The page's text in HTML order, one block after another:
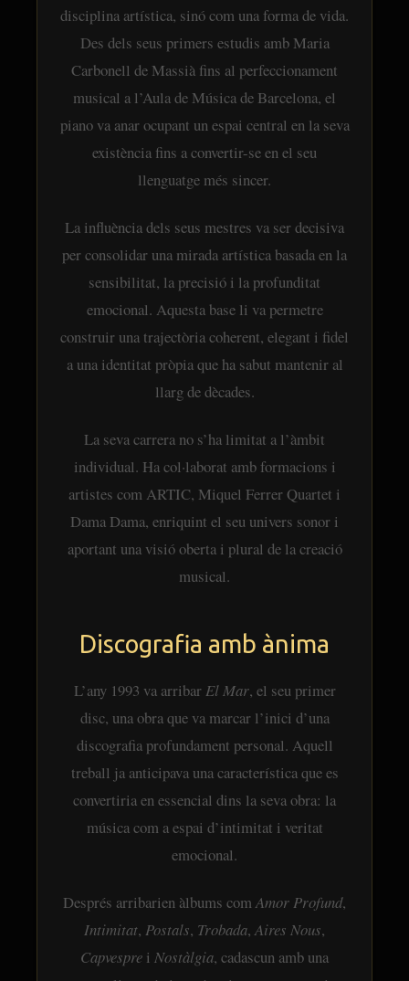
contingutdisciplina artística, sinó com una forma de vida.
Des dels seus primers estudis amb Maria
Carbonell de Massià fins al perfeccionament
musical a l’Aula de Música de Barcelona, el
piano va anar ocupant un espai central en la seva
existència fins a convertir-se en el seu
llenguatge més sincer.
La influència dels seus mestres va ser decisiva
per consolidar una mirada artística basada en la
sensibilitat, la precisió i la profunditat
emocional. Aquesta base li va permetre
construir una trajectòria coherent, elegant i fidel
a una identitat pròpia que ha sabut mantenir al
llarg de dècades.
La seva carrera no s’ha limitat a l’àmbit
individual. Ha col·laborat amb formacions i
artistes com ARTIC, Miquel Ferrer Quartet i
Dama Dama, enriquint el seu univers sonor i
aportant una visió oberta i plural de la creació
musical.
Discografia amb ànima
L’any 1993 va arribarEl Mar, el seu primer
disc, una obra que va marcar l’inici d’una
discografia profundament personal. Aquell
treball ja anticipava una característica que es
convertiria en essencial dins la seva obra: la
música com a espai d’intimitat i veritat
emocional.
Després arribarien àlbums comAmor Profund,
Intimitat, Postals, Trobada,Aires Nous,
Capvespre i Nostàlgia, cadascun amb una